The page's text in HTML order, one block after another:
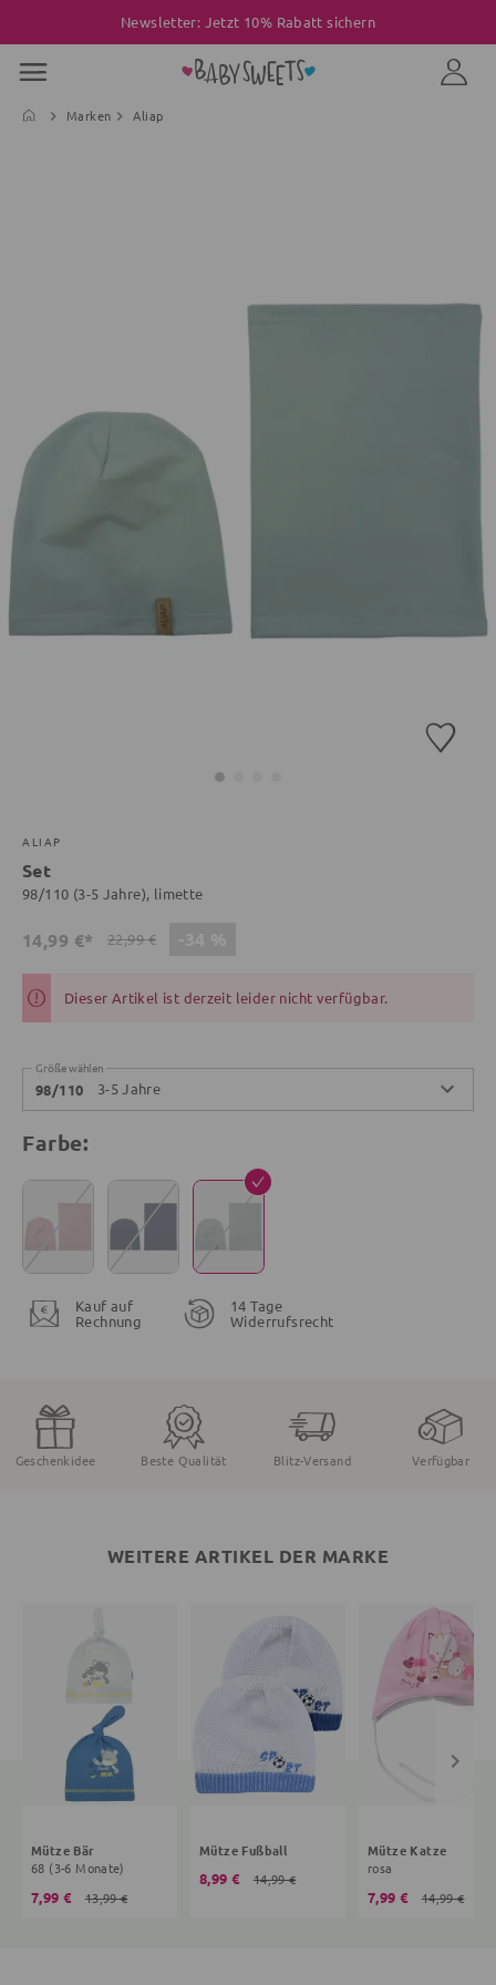
Newsletter: Jetzt 10% Rabatt sichern
Marken Aliap
ALIAP
Set
98/110 (3-5 Jahre), limette
14,99 €* 22,99 €
Dieser Artikel ist derzeit leider nicht verfügbar.
Größe wählen
98/110 3-5 Jahre
Farbe:
Kauf auf
Rechnung
14 Tage
Widerrufsrecht
Geschenkidee Beste Qualität Blitz-Versand Verfügbar
WEITERE ARTIKEL DER MARKE
Mütze Bär
68 (3-6 Monate)
7,99 € 13,99 €
Mütze Fußball
8,99 € 14,99 €
Mütze Katze
rosa
7,99 € 14,99 €